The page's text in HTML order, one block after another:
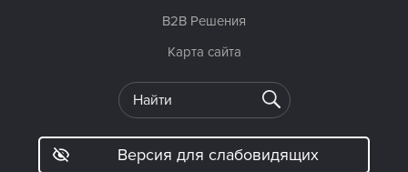
B2B Решения
Карта сайта
Версия для слабовидящих